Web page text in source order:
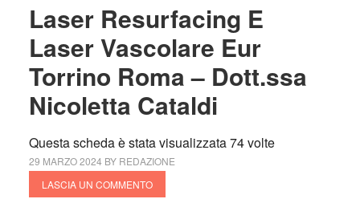
Laser Resurfacing E
Laser Vascolare Eur
Torrino Roma – Dott.ssa
Nicoletta Cataldi
Questa scheda è stata visualizzata 74 volte
29 MARZO 2024 BY REDAZIONE
LASCIA UN COMMENTO